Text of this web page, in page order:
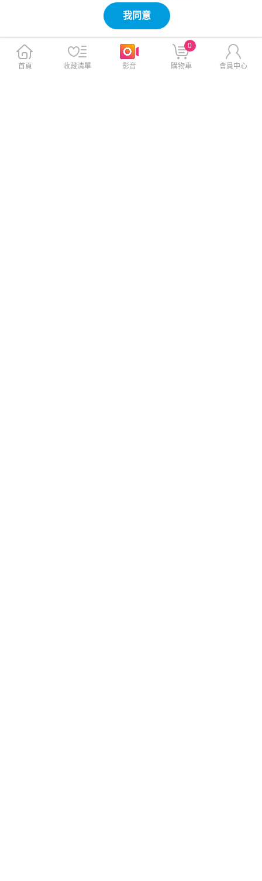
我同意
首頁 收藏清單 影音 購物車
0
會員中心